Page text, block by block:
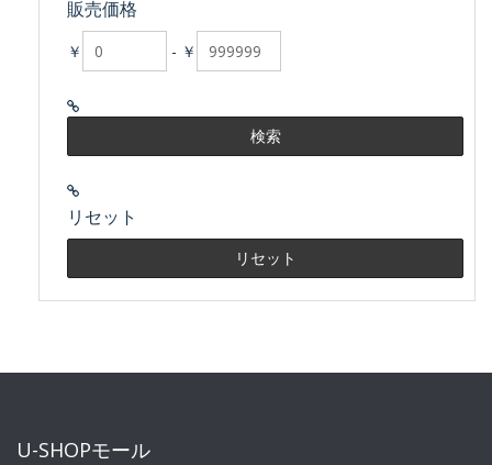
販売価格
￥ - ￥
リセット
U-SHOPモール